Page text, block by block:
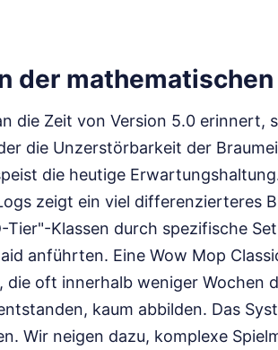
der
die Zeit von Version 5.0 erinnert,
die Unzerstörbarkeit der
die heutige
zeigt ein viel differenzierteres
Tier"-Klassen durch spezifische
anführten. Eine Wow Mop
die oft innerhalb weniger Wochen
kaum abbilden. Das
Wir neigen dazu, komplexe